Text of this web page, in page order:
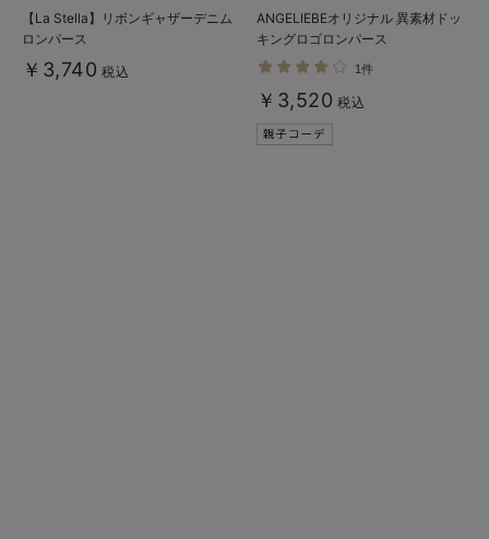
【La Stella】リボンギャザーデニム
ロンパース
￥3,740 税込
ANGELIEBEオリジナル 異素材ドッ
キングロゴロンパース
1件
￥3,520 税込